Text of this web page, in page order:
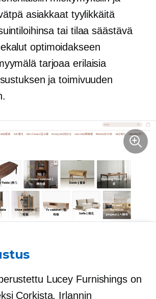
asiakkaat tyylikkäitä
tai tilaa säästävä
optimoidakseen
tarjoaa erilaisia
ja toimivuuden
Lucey Furnishings on
Corkista, Irlannin